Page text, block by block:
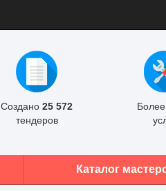
Создано 25 572
тендеров
Более
Каталог